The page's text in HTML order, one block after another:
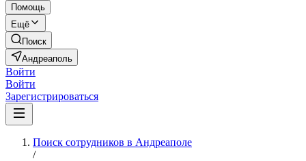
Помощь
Ещё
Поиск
Андреаполь
Войти
Войти
Зарегистрироваться
Поиск сотрудников в Андреаполе
/